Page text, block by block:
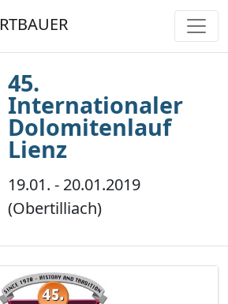
45.
Internationaler
Dolomitenlauf
Lienz
19.01. - 20.01.2019
(Obertilliach)